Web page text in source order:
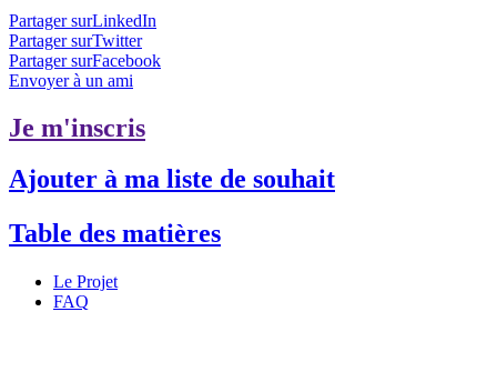
Partager surLinkedIn
Partager surTwitter
Partager surFacebook
Envoyer à un ami
Je m'inscris
Ajouter à ma liste de souhait
Table des matières
Le Projet
FAQ